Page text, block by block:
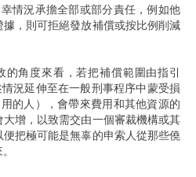
情況承擔全部或部分責任，例如他
，則可拒絕發放補償或按比例削減
的角度來看，若把補償範圍由指引
況延伸至在一般刑事程序中蒙受損
的人），會帶來費用和其他資源的
增，以致需交由一個審裁機構或其
把極可能是無辜的申索人從那些僥